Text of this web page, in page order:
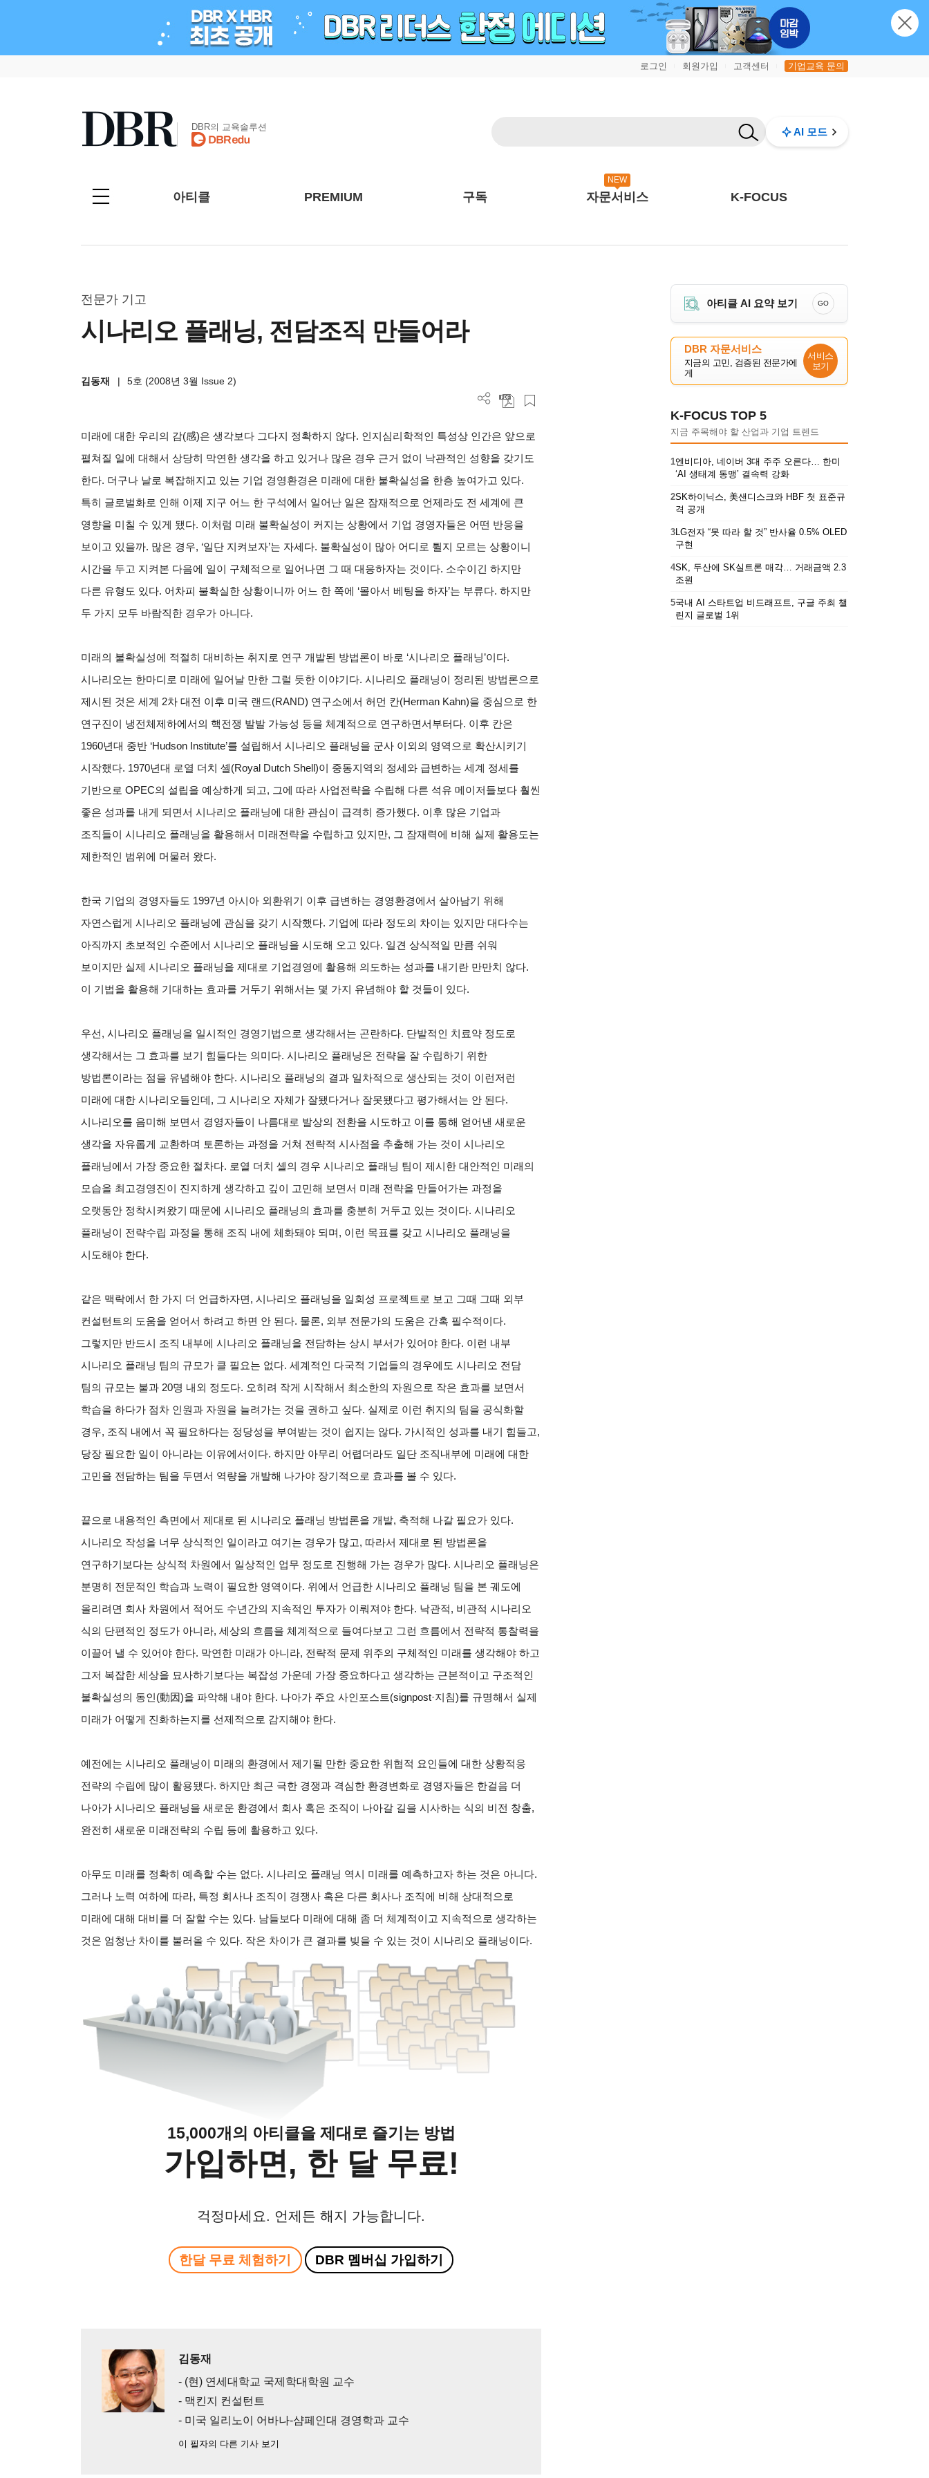
로그인 회원가입 고객센터 기업교육 문의
DBR의 교육솔루션 AI 모드
아티클 PREMIUM 구독
NEW
자문서비스 K-FOCUS
전문가 기고
시나리오 플래닝, 전담조직 만들어라
김동재 | 5호 (2008년 3월 Issue 2)
미래에 대한 우리의 감(感)은 생각보다 그다지 정확하지 않다. 인지심리학적인 특성상 인간은 앞으로
펼쳐질 일에 대해서 상당히 막연한 생각을 하고 있거나 많은 경우 근거 없이 낙관적인 성향을 갖기도
한다. 더구나 날로 복잡해지고 있는 기업 경영환경은 미래에 대한 불확실성을 한층 높여가고 있다.
특히 글로벌화로 인해 이제 지구 어느 한 구석에서 일어난 일은 잠재적으로 언제라도 전 세계에 큰
영향을 미칠 수 있게 됐다. 이처럼 미래 불확실성이 커지는 상황에서 기업 경영자들은 어떤 반응을
보이고 있을까. 많은 경우, ‘일단 지켜보자’는 자세다. 불확실성이 많아 어디로 튈지 모르는 상황이니
시간을 두고 지켜본 다음에 일이 구체적으로 일어나면 그 때 대응하자는 것이다. 소수이긴 하지만
다른 유형도 있다. 어차피 불확실한 상황이니까 어느 한 쪽에 ‘몰아서 베팅을 하자’는 부류다. 하지만
두 가지 모두 바람직한 경우가 아니다.
미래의 불확실성에 적절히 대비하는 취지로 연구 개발된 방법론이 바로 ‘시나리오 플래닝’이다.
시나리오는 한마디로 미래에 일어날 만한 그럴 듯한 이야기다. 시나리오 플래닝이 정리된 방법론으로
제시된 것은 세계 2차 대전 이후 미국 랜드(RAND) 연구소에서 허먼 칸(Herman Kahn)을 중심으로 한
연구진이 냉전체제하에서의 핵전쟁 발발 가능성 등을 체계적으로 연구하면서부터다. 이후 칸은
1960년대 중반 ‘Hudson Institute’를 설립해서 시나리오 플래닝을 군사 이외의 영역으로 확산시키기
시작했다. 1970년대 로열 더치 셸(Royal Dutch Shell)이 중동지역의 정세와 급변하는 세계 정세를
기반으로 OPEC의 설립을 예상하게 되고, 그에 따라 사업전략을 수립해 다른 석유 메이저들보다 훨씬
좋은 성과를 내게 되면서 시나리오 플래닝에 대한 관심이 급격히 증가했다. 이후 많은 기업과
조직들이 시나리오 플래닝을 활용해서 미래전략을 수립하고 있지만, 그 잠재력에 비해 실제 활용도는
제한적인 범위에 머물러 왔다.
한국 기업의 경영자들도 1997년 아시아 외환위기 이후 급변하는 경영환경에서 살아남기 위해
자연스럽게 시나리오 플래닝에 관심을 갖기 시작했다. 기업에 따라 정도의 차이는 있지만 대다수는
아직까지 초보적인 수준에서 시나리오 플래닝을 시도해 오고 있다. 일견 상식적일 만큼 쉬워
보이지만 실제 시나리오 플래닝을 제대로 기업경영에 활용해 의도하는 성과를 내기란 만만치 않다.
이 기법을 활용해 기대하는 효과를 거두기 위해서는 몇 가지 유념해야 할 것들이 있다.
우선, 시나리오 플래닝을 일시적인 경영기법으로 생각해서는 곤란하다. 단발적인 치료약 정도로
생각해서는 그 효과를 보기 힘들다는 의미다. 시나리오 플래닝은 전략을 잘 수립하기 위한
방법론이라는 점을 유념해야 한다. 시나리오 플래닝의 결과 일차적으로 생산되는 것이 이런저런
미래에 대한 시나리오들인데, 그 시나리오 자체가 잘됐다거나 잘못됐다고 평가해서는 안 된다.
시나리오를 음미해 보면서 경영자들이 나름대로 발상의 전환을 시도하고 이를 통해 얻어낸 새로운
생각을 자유롭게 교환하며 토론하는 과정을 거쳐 전략적 시사점을 추출해 가는 것이 시나리오
플래닝에서 가장 중요한 절차다. 로열 더치 셸의 경우 시나리오 플래닝 팀이 제시한 대안적인 미래의
모습을 최고경영진이 진지하게 생각하고 깊이 고민해 보면서 미래 전략을 만들어가는 과정을
오랫동안 정착시켜왔기 때문에 시나리오 플래닝의 효과를 충분히 거두고 있는 것이다. 시나리오
플래닝이 전략수립 과정을 통해 조직 내에 체화돼야 되며, 이런 목표를 갖고 시나리오 플래닝을
시도해야 한다.
같은 맥락에서 한 가지 더 언급하자면, 시나리오 플래닝을 일회성 프로젝트로 보고 그때 그때 외부
컨설턴트의 도움을 얻어서 하려고 하면 안 된다. 물론, 외부 전문가의 도움은 간혹 필수적이다.
그렇지만 반드시 조직 내부에 시나리오 플래닝을 전담하는 상시 부서가 있어야 한다. 이런 내부
시나리오 플래닝 팀의 규모가 클 필요는 없다. 세계적인 다국적 기업들의 경우에도 시나리오 전담
팀의 규모는 불과 20명 내외 정도다. 오히려 작게 시작해서 최소한의 자원으로 작은 효과를 보면서
학습을 하다가 점차 인원과 자원을 늘려가는 것을 권하고 싶다. 실제로 이런 취지의 팀을 공식화할
경우, 조직 내에서 꼭 필요하다는 정당성을 부여받는 것이 쉽지는 않다. 가시적인 성과를 내기 힘들고,
당장 필요한 일이 아니라는 이유에서이다. 하지만 아무리 어렵더라도 일단 조직내부에 미래에 대한
고민을 전담하는 팀을 두면서 역량을 개발해 나가야 장기적으로 효과를 볼 수 있다.
끝으로 내용적인 측면에서 제대로 된 시나리오 플래닝 방법론을 개발, 축적해 나갈 필요가 있다.
시나리오 작성을 너무 상식적인 일이라고 여기는 경우가 많고, 따라서 제대로 된 방법론을
연구하기보다는 상식적 차원에서 일상적인 업무 정도로 진행해 가는 경우가 많다. 시나리오 플래닝은
분명히 전문적인 학습과 노력이 필요한 영역이다. 위에서 언급한 시나리오 플래닝 팀을 본 궤도에
올리려면 회사 차원에서 적어도 수년간의 지속적인 투자가 이뤄져야 한다. 낙관적, 비관적 시나리오
식의 단편적인 정도가 아니라, 세상의 흐름을 체계적으로 들여다보고 그런 흐름에서 전략적 통찰력을
이끌어 낼 수 있어야 한다. 막연한 미래가 아니라, 전략적 문제 위주의 구체적인 미래를 생각해야 하고
그저 복잡한 세상을 묘사하기보다는 복잡성 가운데 가장 중요하다고 생각하는 근본적이고 구조적인
불확실성의 동인(動因)을 파악해 내야 한다. 나아가 주요 사인포스트(signpost·지침)를 규명해서 실제
미래가 어떻게 진화하는지를 선제적으로 감지해야 한다.
예전에는 시나리오 플래닝이 미래의 환경에서 제기될 만한 중요한 위협적 요인들에 대한 상황적응
전략의 수립에 많이 활용됐다. 하지만 최근 극한 경쟁과 격심한 환경변화로 경영자들은 한걸음 더
나아가 시나리오 플래닝을 새로운 환경에서 회사 혹은 조직이 나아갈 길을 시사하는 식의 비전 창출,
완전히 새로운 미래전략의 수립 등에 활용하고 있다.
아무도 미래를 정확히 예측할 수는 없다. 시나리오 플래닝 역시 미래를 예측하고자 하는 것은 아니다.
그러나 노력 여하에 따라, 특정 회사나 조직이 경쟁사 혹은 다른 회사나 조직에 비해 상대적으로
미래에 대해 대비를 더 잘할 수는 있다. 남들보다 미래에 대해 좀 더 체계적이고 지속적으로 생각하는
것은 엄청난 차이를 불러올 수 있다. 작은 차이가 큰 결과를 빚을 수 있는 것이 시나리오 플래닝이다.
15,000개의 아티클을 제대로 즐기는 방법
가입하면, 한 달 무료!
걱정마세요. 언제든 해지 가능합니다.
한달 무료 체험하기 DBR 멤버십 가입하기
김동재
- (현) 연세대학교 국제학대학원 교수
- 맥킨지 컨설턴트
- 미국 일리노이 어바나-샴페인대 경영학과 교수
이 필자의 다른 기사 보기
아티클 AI 요약 보기 GO
DBR 자문서비스
지금의 고민, 검증된 전문가에
게
서비스
보기
K-FOCUS TOP 5
지금 주목해야 할 산업과 기업 트렌드
1엔비디아, 네이버 3대 주주 오른다… 한미
‘AI 생태계 동맹’ 결속력 강화
2SK하이닉스, 美샌디스크와 HBF 첫 표준규
격 공개
3LG전자 “못 따라 할 것” 반사율 0.5% OLED
구현
4SK, 두산에 SK실트론 매각… 거래금액 2.3
조원
5국내 AI 스타트업 비드래프트, 구글 주최 챌
린지 글로벌 1위